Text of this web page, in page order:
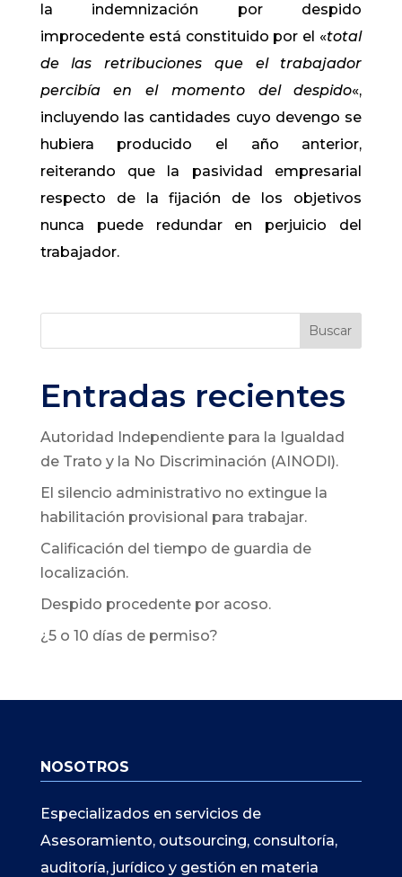
la indemnización por despido
improcedente está constituido por el «total
de las retribuciones que el trabajador
percibía en el momento del despido«,
incluyendo las cantidades cuyo devengo se
hubiera producido el año anterior,
reiterando que la pasividad empresarial
respecto de la fijación de los objetivos
nunca puede redundar en perjuicio del
trabajador.
Buscar
Entradas recientes
Autoridad Independiente para la Igualdad
de Trato y la No Discriminación (AINODI).
El silencio administrativo no extingue la
habilitación provisional para trabajar.
Calificación del tiempo de guardia de
localización.
Despido procedente por acoso.
¿5 o 10 días de permiso?
NOSOTROS
Especializados en servicios de
Asesoramiento, outsourcing, consultoría,
auditoría, jurídico y gestión en materia